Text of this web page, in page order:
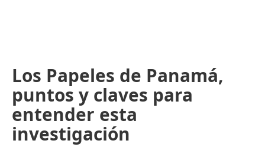
Los Papeles de Panamá,
puntos y claves para
entender esta
investigación